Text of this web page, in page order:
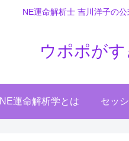
NE運命解析士 吉川洋子の公
ウポポがす
NE運命解析学とは セッ